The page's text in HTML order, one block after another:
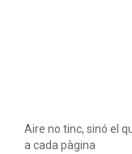
Aire no tinc, sinó el
a cada pàgina